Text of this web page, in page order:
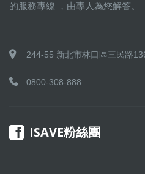
的服務專線 ，由專人為您解答。
244-55 新北市林口區三民路
0800-308-888
ISAVE粉絲團